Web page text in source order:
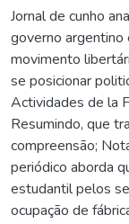
Jornal de cunho
governo argentino
movimento
se posicionar
Actividades de la
Resumindo, que
compreensão;
periódico aborda
estudantil pelos
ocupação de